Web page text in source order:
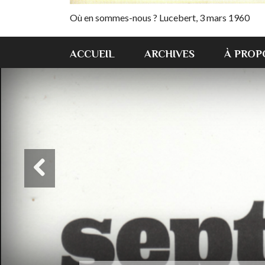
Où en sommes-nous ? Lucebert, 3 mars 1960
ACCUEIL ARCHIVES À